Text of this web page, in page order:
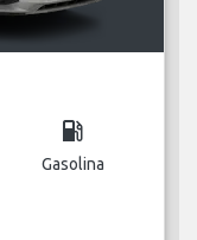
local_gas_station
Gasolina